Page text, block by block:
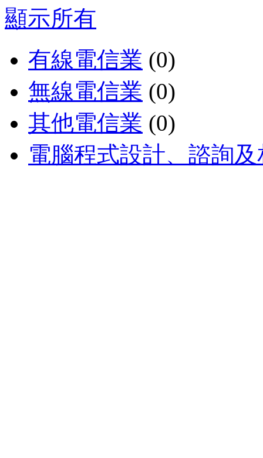
顯示所有
有線電信業 (0)
無線電信業 (0)
其他電信業 (0)
電腦程式設計、諮詢